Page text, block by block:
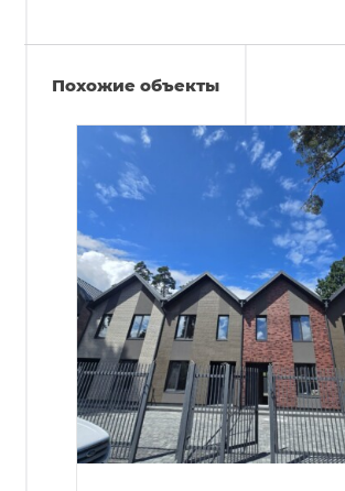
Похожие объекты